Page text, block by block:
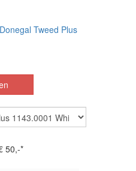
Tweed Plus
50,-*